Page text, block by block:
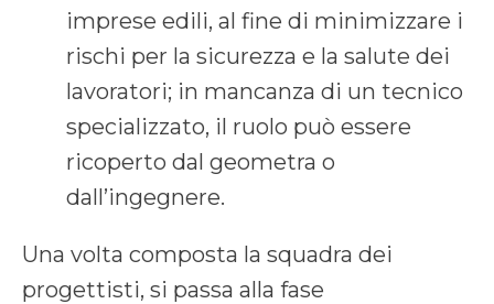
imprese edili, al fine di minimizzare i
rischi per la sicurezza e la salute dei
lavoratori; in mancanza di un tecnico
specializzato, il ruolo può essere
ricoperto dal geometra o
dall’ingegnere.
Una volta composta la squadra dei
progettisti, si passa alla fase